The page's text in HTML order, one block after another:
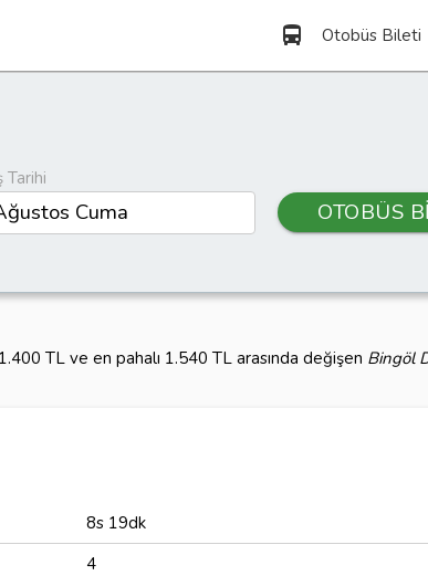
directions_bus Otobüs Bileti
Tarihi
OTOBÜS
TL ve en pahalı 1.540 TL arasında değişen Bingöl
8s 19dk
4